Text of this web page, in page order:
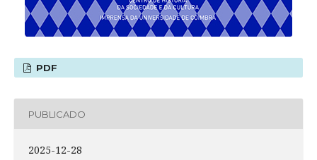
PDF
PUBLICADO
2025-12-28